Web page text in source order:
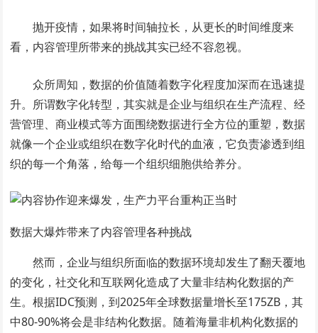
抛开疫情，如果将时间轴拉长，从更长的时间维度来
看，内容管理所带来的挑战其实已经不容忽视。
众所周知，数据的价值随着数字化程度加深而在迅速提
升。所谓数字化转型，其实就是企业与组织在生产流程、经
营管理、商业模式等方面围绕数据进行全方位的重塑，数据
就像一个企业或组织在数字化时代的血液，它负责渗透到组
织的每一个角落，给每一个组织细胞供给养分。
数据大爆炸带来了内容管理各种挑战
然而，企业与组织所面临的数据环境却发生了翻天覆地
的变化，社交化和互联网化造成了大量非结构化数据的产
生。根据IDC预测，到2025年全球数据量增长至175ZB，其
中80-90%将会是非结构化数据。随着海量非机构化数据的